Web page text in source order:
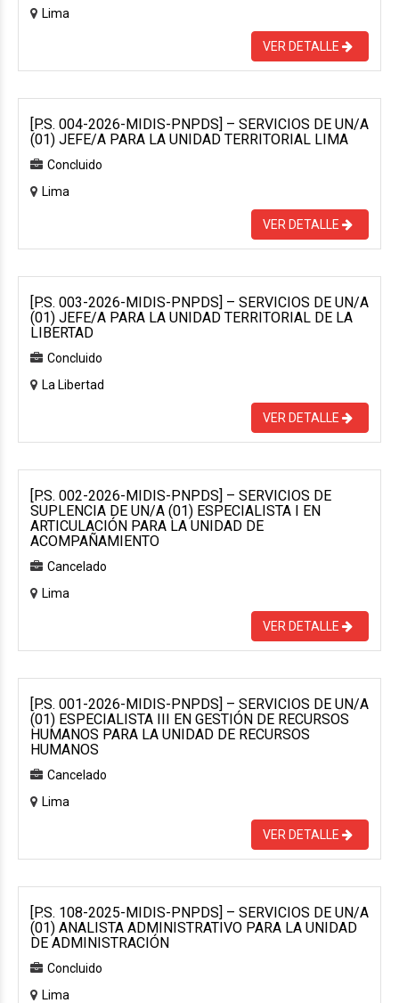
Lima
VER DETALLE
[P.S. 004-2026-MIDIS-PNPDS] – SERVICIOS DE UN/A
(01) JEFE/A PARA LA UNIDAD TERRITORIAL LIMA
Concluido
Lima
VER DETALLE
[P.S. 003-2026-MIDIS-PNPDS] – SERVICIOS DE UN/A
(01) JEFE/A PARA LA UNIDAD TERRITORIAL DE LA
LIBERTAD
Concluido
La Libertad
VER DETALLE
[P.S. 002-2026-MIDIS-PNPDS] – SERVICIOS DE
SUPLENCIA DE UN/A (01) ESPECIALISTA I EN
ARTICULACIÓN PARA LA UNIDAD DE
ACOMPAÑAMIENTO
Cancelado
Lima
VER DETALLE
[P.S. 001-2026-MIDIS-PNPDS] – SERVICIOS DE UN/A
(01) ESPECIALISTA III EN GESTIÓN DE RECURSOS
HUMANOS PARA LA UNIDAD DE RECURSOS
HUMANOS
Cancelado
Lima
VER DETALLE
[P.S. 108-2025-MIDIS-PNPDS] – SERVICIOS DE UN/A
(01) ANALISTA ADMINISTRATIVO PARA LA UNIDAD
DE ADMINISTRACIÓN
Concluido
Lima